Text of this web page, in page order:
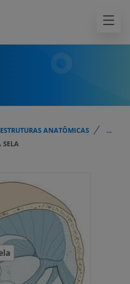
ESTRUTURAS ANATÔMICAS
...
SELA